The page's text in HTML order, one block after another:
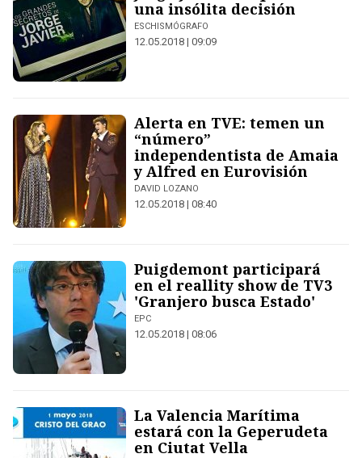
una insólita decisión
ESCHISMÓGRAFO
12.05.2018 | 09:09
Alerta en TVE: temen un
“número”
independentista de Amaia
y Alfred en Eurovisión
DAVID LOZANO
12.05.2018 | 08:40
Puigdemont participará
en el reallity show de TV3
'Granjero busca Estado'
EPC
12.05.2018 | 08:06
La Valencia Marítima
estará con la Geperudeta
en Ciutat Vella